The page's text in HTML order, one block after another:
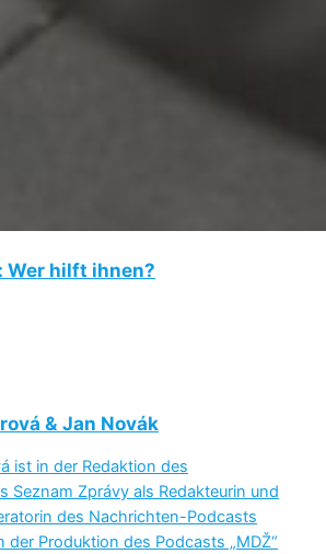
Wer hilft ihnen?
& Jan Novák
ist in der Redaktion des
Seznam Zprávy als Redakteurin und
des Nachrichten-Podcasts
der Produktion des Podcasts „MDŽ“